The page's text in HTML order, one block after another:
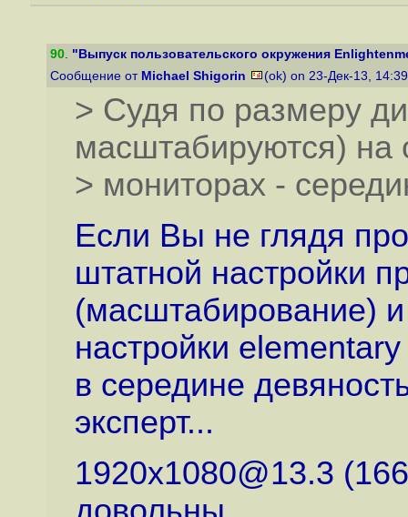
90. "Выпуск пользовательского окружения
Сообщение от Michael Shigorin (ok) on 23-Дек-13,
> Судя по размеру
масштабируются) на
> мониторах -
Если Вы не глядя
штатной настройки
(масштабирование)
настройки
в середине
эксперт...
1920x1080@13.3